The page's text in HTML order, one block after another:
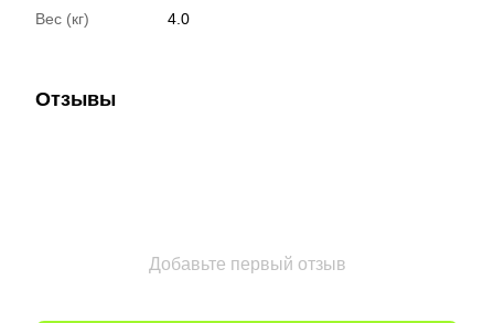
Вес (кг) 4.0
Отзывы
Добавьте первый отзыв